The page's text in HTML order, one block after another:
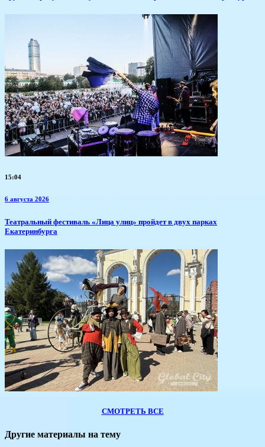
15:04
6 августа 2026
​Театральный фестиваль «Лица улиц» пройдет в двух парках
Екатеринбурга
СМОТРЕТЬ ВСЕ
Другие материалы на тему